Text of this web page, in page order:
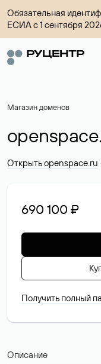
Обязательная
ЕСИА с 1 сентября
Магазин доменов
Открыть openspace.ru
690 100 ₽
Получить полный
Описание